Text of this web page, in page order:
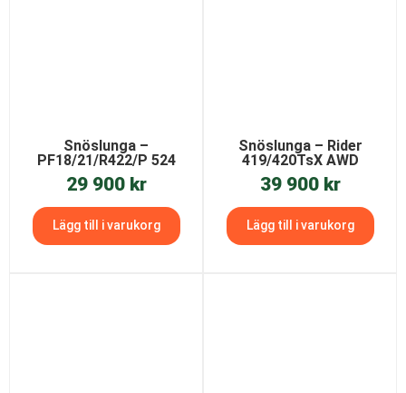
Snöslunga –
PF18/21/R422/P 524
29 900 kr
Lägg till i varukorg
Snöslunga – Rider
419/420TsX AWD
39 900 kr
Lägg till i varukorg